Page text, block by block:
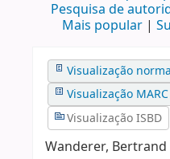
Pesquisa de
Mais popular
Visualização
Visualização MARC
Visualização ISBD
Wanderer, Bertrand